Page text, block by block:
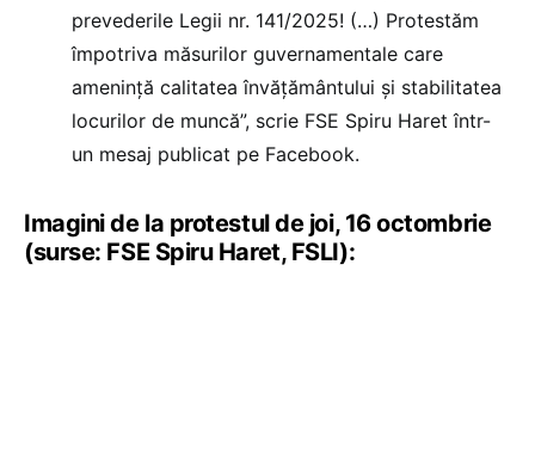
prevederile Legii nr. 141/2025! (…) Protestăm
împotriva măsurilor guvernamentale care
amenință calitatea învățământului și stabilitatea
locurilor de muncă”, scrie FSE Spiru Haret într-
un mesaj publicat pe Facebook.
Imagini de la protestul de joi, 16 octombrie
(surse: FSE Spiru Haret, FSLI):